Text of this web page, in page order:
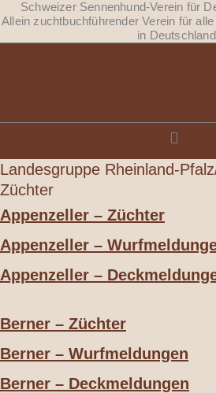
Zum
Inhalt
Schweizer Sennenhund-Verein für
Allein zuchtbuchführender Verein für
in Deutschland
Landesgruppe Rheinland-
Züchter
Appenzeller – Züchter
Appenzeller –
Appenzeller –
Berner – Züchter
Berner – Wurfmeldungen
Berner – Deckmeldungen